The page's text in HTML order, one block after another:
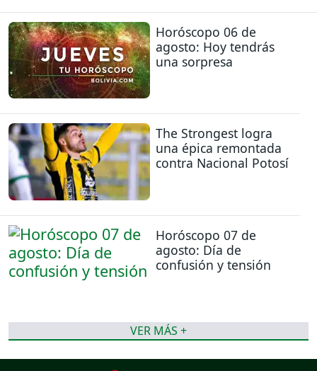
Horóscopo 06 de
agosto: Hoy tendrás
una sorpresa
The Strongest logra
una épica remontada
contra Nacional Potosí
Horóscopo 07 de
agosto: Día de
confusión y tensión
VER MÁS +